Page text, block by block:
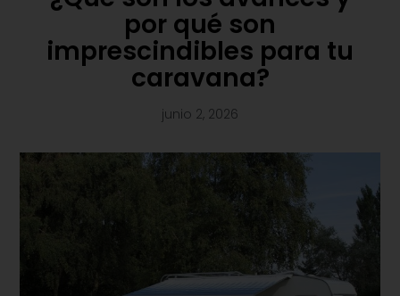
por qué son
imprescindibles para tu
caravana?
junio 2, 2026